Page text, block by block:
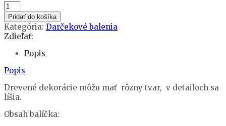
množstvo
Krmešák
s
mydlovničkou
dekorácie:
drevené
srdiečka,
vločka,
tulipán)
Pridať do košíka
Kategória: Darčekové balenia
Zdieľať:
Popis
Popis
Drevené dekorácie môžu mať rôzny tvar, v detailoch sa
líšia.
Obsah balíčka: